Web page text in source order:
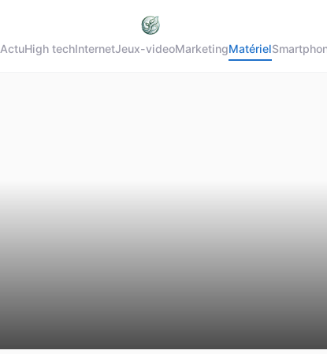
ActuHigh techInternetJeux-videoMarketingMatériel